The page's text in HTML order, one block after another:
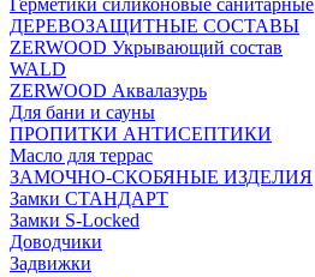
Герметики силиконовые санитарные
ДЕРЕВОЗАЩИТНЫЕ СОСТАВЫ
ZERWOOD Укрывающий состав
WALD
ZERWOOD Аквалазурь
Для бани и сауны
ПРОПИТКИ АНТИСЕПТИКИ
Масло для террас
ЗАМОЧНО-СКОБЯНЫЕ ИЗДЕЛИЯ
Замки СТАНДАРТ
Замки S-Locked
Доводчики
Задвижки